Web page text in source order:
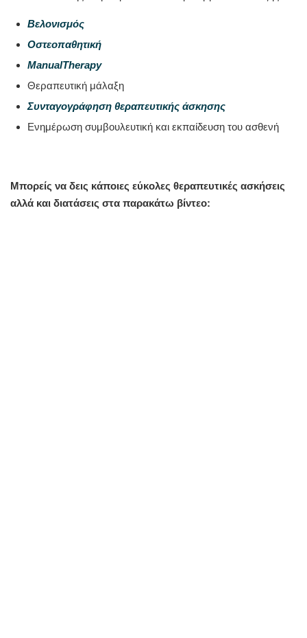
Βελονισμός
Οστεοπαθητική
ManualTherapy
Θεραπευτική μάλαξη
Συνταγογράφηση θεραπευτικής άσκησης
Ενημέρωση συμβουλευτική και εκπαίδευση του ασθενή
Μπορείς να δεις κάποιες εύκολες θεραπευτικές ασκήσεις
αλλά και διατάσεις στα παρακάτω βίντεο: